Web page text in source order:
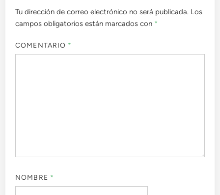
Tu dirección de correo electrónico no será publicada. Los
campos obligatorios están marcados con *
COMENTARIO *
NOMBRE *